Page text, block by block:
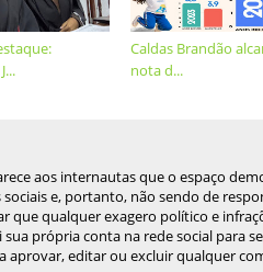
Caldas Brandão
nota d...
aos internautas que o espaço
e, portanto, não sendo de
que qualquer exagero político e
sua própria conta na rede social para
aprovar, editar ou excluir qualquer